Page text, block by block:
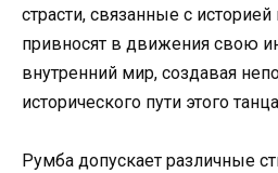
страсти, связанные с
привносят в движения свою
внутренний мир, создавая
исторического пути этого
Румба допускает различные